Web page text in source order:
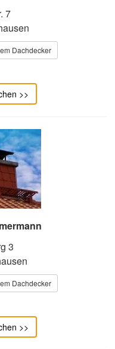
7
Dachdecker
>>
3
Dachdecker
>>